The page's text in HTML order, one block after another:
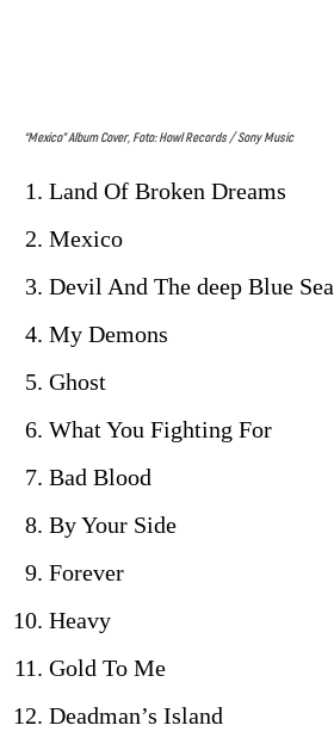
“Mexico” Album Cover, Foto: Howl Records / Sony Music
Land Of Broken Dreams
Mexico
Devil And The deep Blue Sea
My Demons
Ghost
What You Fighting For
Bad Blood
By Your Side
Forever
Heavy
Gold To Me
Deadman’s Island